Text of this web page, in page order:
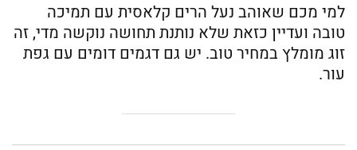
למי מכם שאוהב נעל הרים קלאסית עם תמיכה
טובה ועדיין כזאת שלא נותנת תחושה נוקשה מדי, זה
זוג מומלץ במחיר טוב. יש גם דגמים דומים עם גפת
עור.